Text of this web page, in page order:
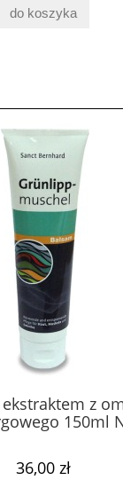
do koszyka
z
150ml
36,00 zł